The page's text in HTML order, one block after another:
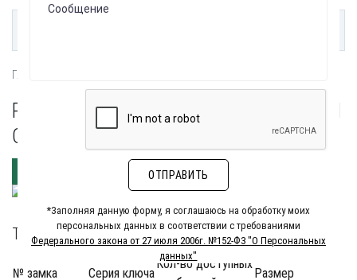
Главная
РИГЕЛЬНЫЙ ЗАМОК 2201 ЗАМОК ДЛЯ
СЕЙФОВ
Технические характеристики
№ замка Серия ключа
Кол-во доступных
Размер
ОТПРАВИТЬ
*Заполняя данную форму, я соглашаюсь на обработку моих
персональных данных в соответствии с требованиями
Федерального закона от 27 июля 2006г. №152-Ф3 "О Персональных
данных"